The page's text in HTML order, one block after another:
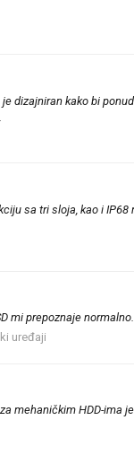
je dizajniran kako bi
sa tri sloja, kao i
prepoznaje
uređaji
mehaničkim HDD-